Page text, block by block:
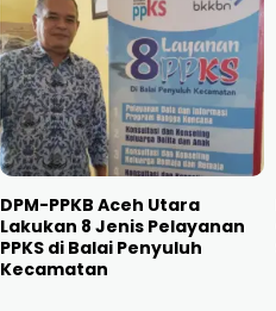
DPM-PPKB Aceh Utara
Lakukan 8 Jenis Pelayanan
PPKS di Balai Penyuluh
Kecamatan